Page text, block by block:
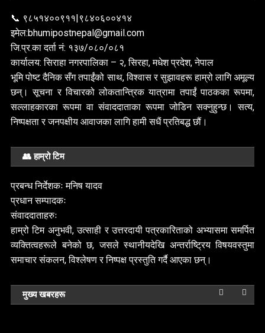
📞 ९८५१४००९११|९८४०६००४१४
इमेल:bhumipostnepal@gmail.com
जि.प्र.का दर्ता नं: १३७/०८०/०८१
कार्यालय: सिराहा नगरपालिका – २, सिरहा, मधेश प्रदेश, नेपाल
भूमि पोष्ट दैनिक सँग तपाईंको साथ, विश्वास र सुझावहरू हाम्रो लागि अमूल्य
छन्। सूचना र विचारको लोकतान्त्रिक यात्रामा तपाईं पाठकका रूपमा,
सल्लाहकारका रूपमा वा संवाददाताका रूपमा जोडिन सक्नुहुन्छ। सत्य,
निष्पक्षता र जनपक्षीय आवाजका लागि हामी सधैं प्रतिबद्ध छौं।
👥 हाम्रो टिम
प्रबन्ध निर्देशकः मनिष यादव
प्रधान सम्पादकः
संवाददाताहरुः
हाम्रो टिम अनुभवी, उत्साही र उत्तरदायी पत्रकारिताको अभ्यासमा समर्पित
व्यक्तित्वहरूले बनेको छ, जसले स्थानीयदेखि अन्तर्राष्ट्रिय विषयवस्तुमा
समाचार संकलन, विश्लेषण र निष्पक्ष प्रस्तुति गर्दै आएका छन्।
मुख्य खबरहरू
कपडा उद्योग फेरि सञ्चालनको तयारी
सबै